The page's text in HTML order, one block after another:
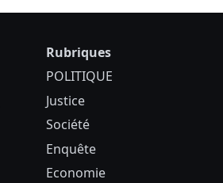
Rubriques
POLITIQUE
Justice
Société
Enquête
Economie